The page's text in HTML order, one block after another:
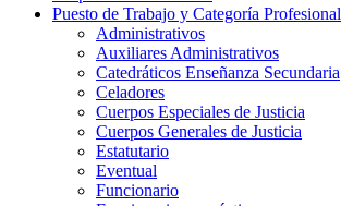
Puesto de Trabajo y Categoría Profesional
Administrativos
Auxiliares Administrativos
Catedráticos Enseñanza Secundaria
Celadores
Cuerpos Especiales de Justicia
Cuerpos Generales de Justicia
Estatutario
Eventual
Funcionario